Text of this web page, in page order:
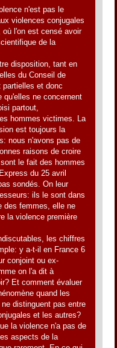
n'est pas le
violences conjugales
l'on est censé avoir
de la
disposition, tant en
du Conseil de
partielles et donc
qu'elles ne concernent
partout,
hommes victimes. La
est toujours la
nous n'avons pas de
raisons de croire
le fait des hommes
du 25 avril
sondés. On leur
ils le sont dans
des femmes, elle ne
la violence première
les chiffres
y a-t-il en France 6
conjoint ou ex-
on l'a dit à
Et comment évaluer
quand les
distinguent pas entre
et les autres?
la violence n'a pas de
aspects de la